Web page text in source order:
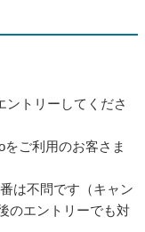
ントリーしてくださ
をご利用のお客さま
は不問です（キャン
のエントリーでも対